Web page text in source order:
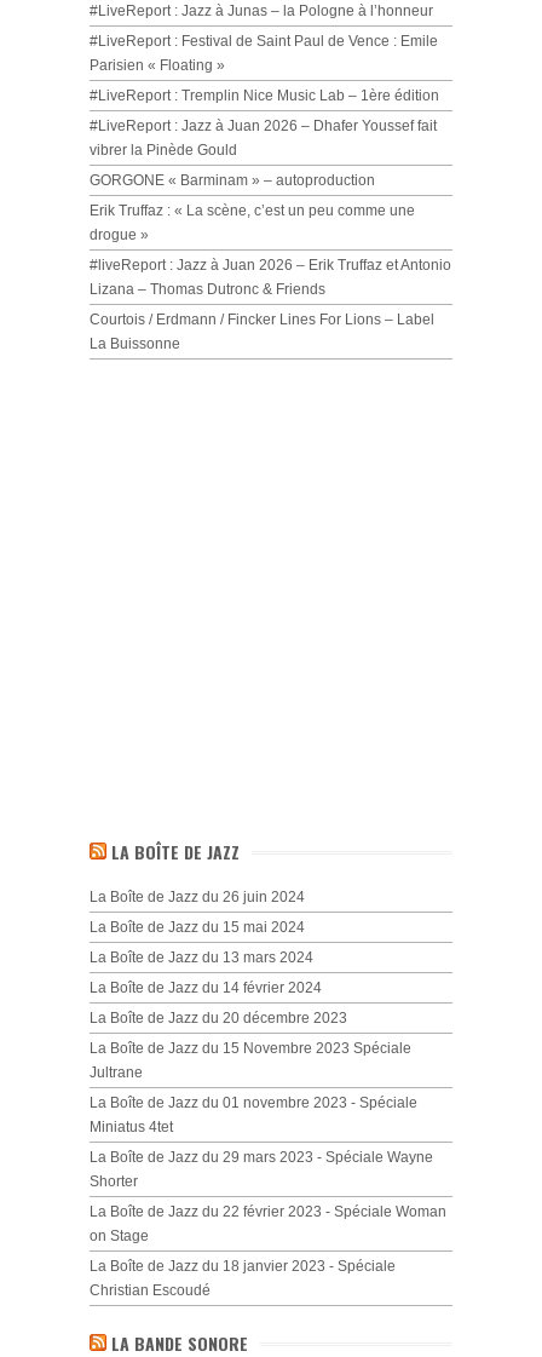
#LiveReport : Jazz à Junas – la Pologne à l’honneur
#LiveReport : Festival de Saint Paul de Vence : Emile
Parisien « Floating »
#LiveReport : Tremplin Nice Music Lab – 1ère édition
#LiveReport : Jazz à Juan 2026 – Dhafer Youssef fait
vibrer la Pinède Gould
GORGONE « Barminam » – autoproduction
Erik Truffaz : « La scène, c’est un peu comme une
drogue »
#liveReport : Jazz à Juan 2026 – Erik Truffaz et Antonio
Lizana – Thomas Dutronc & Friends
Courtois / Erdmann / Fincker Lines For Lions – Label
La Buissonne
LA BOÎTE DE JAZZ
La Boîte de Jazz du 26 juin 2024
La Boîte de Jazz du 15 mai 2024
La Boîte de Jazz du 13 mars 2024
La Boîte de Jazz du 14 février 2024
La Boîte de Jazz du 20 décembre 2023
La Boîte de Jazz du 15 Novembre 2023 Spéciale
Jultrane
La Boîte de Jazz du 01 novembre 2023 - Spéciale
Miniatus 4tet
La Boîte de Jazz du 29 mars 2023 - Spéciale Wayne
Shorter
La Boîte de Jazz du 22 février 2023 - Spéciale Woman
on Stage
La Boîte de Jazz du 18 janvier 2023 - Spéciale
Christian Escoudé
LA BANDE SONORE